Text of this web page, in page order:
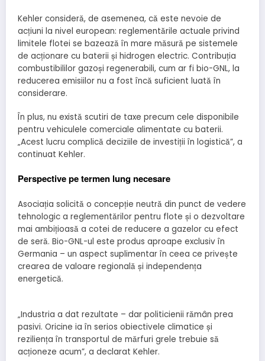
Kehler consideră, de asemenea, că este nevoie de
acțiuni la nivel european: reglementările actuale privind
limitele flotei se bazează în mare măsură pe sistemele
de acționare cu baterii și hidrogen electric. Contribuția
combustibililor gazoși regenerabili, cum ar fi bio-GNL, la
reducerea emisiilor nu a fost încă suficient luată în
considerare.
În plus, nu există scutiri de taxe precum cele disponibile
pentru vehiculele comerciale alimentate cu baterii.
„Acest lucru complică deciziile de investiții în logistică”, a
continuat Kehler.
Perspective pe termen lung necesare
Asociația solicită o concepție neutră din punct de vedere
tehnologic a reglementărilor pentru flote și o dezvoltare
mai ambițioasă a cotei de reducere a gazelor cu efect
de seră. Bio-GNL-ul este produs aproape exclusiv în
Germania – un aspect suplimentar în ceea ce privește
crearea de valoare regională și independența
energetică.
„Industria a dat rezultate – dar politicienii rămân prea
pasivi. Oricine ia în serios obiectivele climatice și
reziliența în transportul de mărfuri grele trebuie să
acționeze acum”, a declarat Kehler.